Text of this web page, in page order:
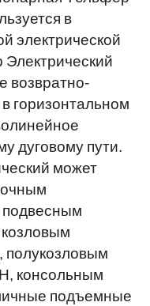
в
электрической
возвратно-
горизонтальном
дуговому пути.
может
подвесным
полукозловым
консольным
подъемные